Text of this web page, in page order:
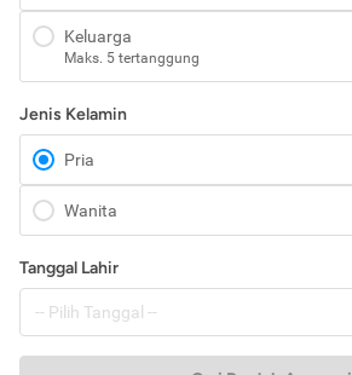
Keluarga
Maks. 5 tertanggung
Jenis Kelamin
Pria
Wanita
Tanggal Lahir